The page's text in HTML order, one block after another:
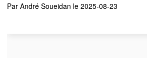
Par André Soueidan le 2025-08-23